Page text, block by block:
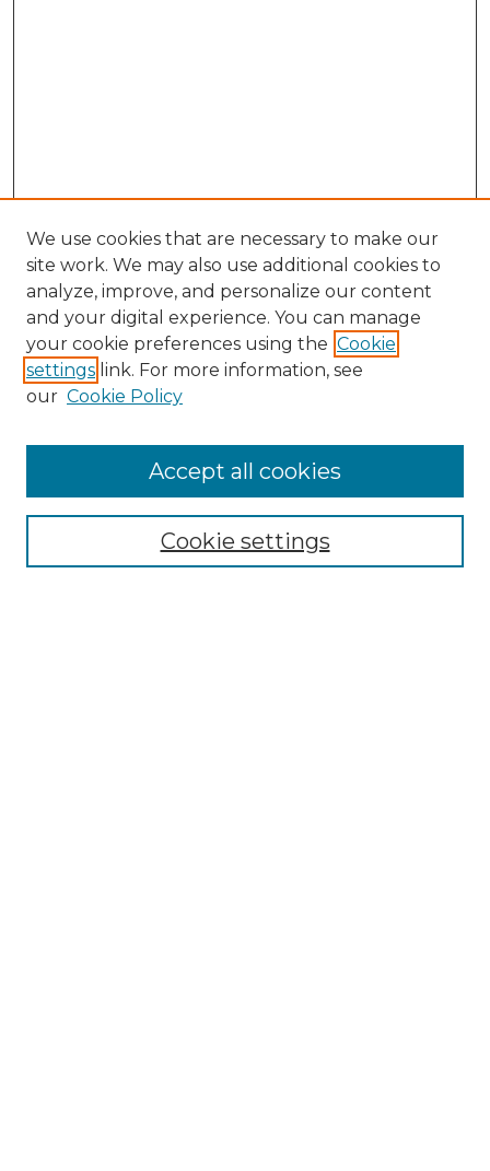
Colecciones
Autor
We use cookies that are necessary to make our
site work. We may also use additional cookies to
analyze, improve, and personalize our content
and your digital experience. You can manage
your cookie preferences using the Cookie
settings link. For more information, see
our Cookie Policy
Cookie settings
Accept all cookies